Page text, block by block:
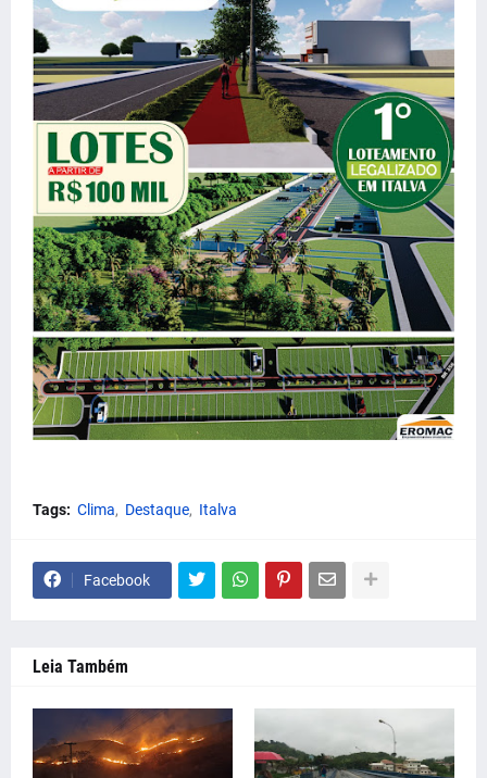
Tags: Clima Destaque Italva
Facebook
Leia Também